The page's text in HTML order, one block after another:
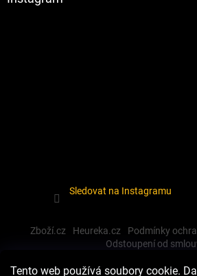
Tento web používá soubory cookie.
Sledovat na Instagramu
Zboží.cz Heureka.cz
Podmínky
Odstoupení od